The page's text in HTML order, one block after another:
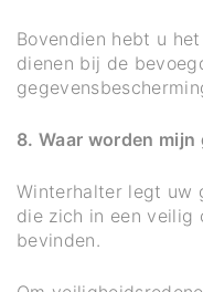
Bovendien hebt u
dienen bij de
8. Waar worden
Winterhalter legt uw
die zich in een veilig
bevinden.